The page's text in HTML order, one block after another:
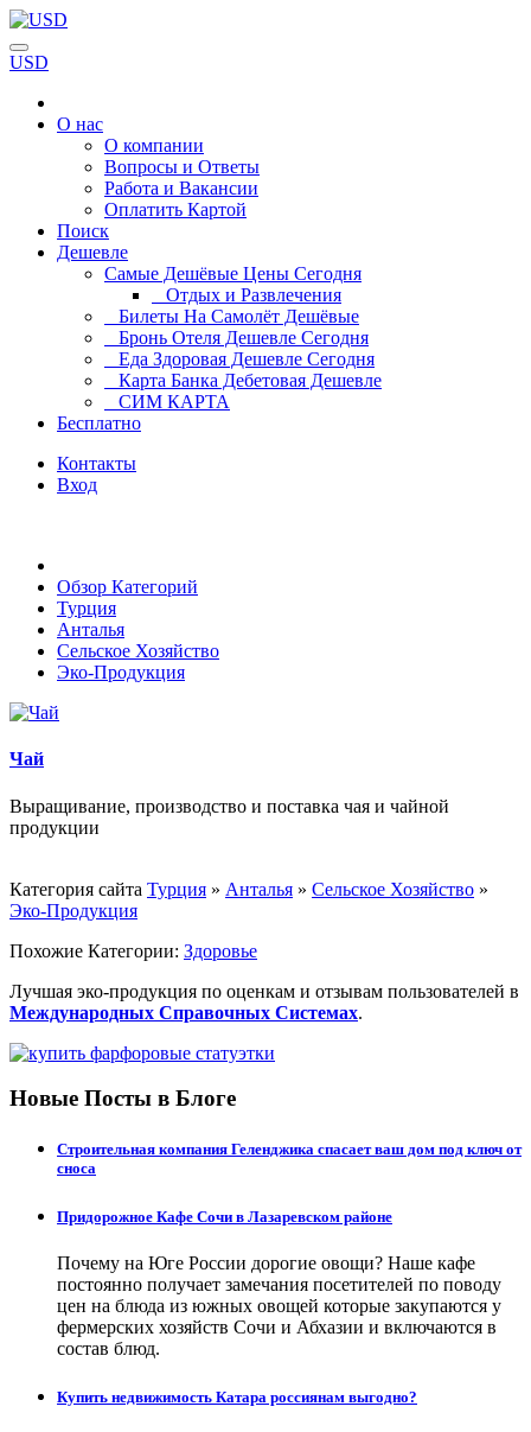
USD
О нас
О компании
Вопросы и Ответы
Работа и Вакансии
Оплатить Картой
Поиск
Дешевле
Самые Дешёвые Цены Сегодня
Отдых и Развлечения
Билеты На Самолёт Дешёвые
Бронь Отеля Дешевле Сегодня
Еда Здоровая Дешевле Сегодня
Карта Банка Дебетовая Дешевле
СИМ КАРТА
Бесплатно
Контакты
Вход
Обзор Категорий
Турция
Анталья
Сельское Хозяйство
Эко-Продукция
Чай
Выращивание, производство и поставка чая и чайной
продукции
Категория сайта Турция » Анталья » Сельское Хозяйство »
Эко-Продукция
Похожие Категории: Здоровье
Лучшая эко-продукция по оценкам и отзывам пользователей в
Международных Справочных Системах.
Новые Посты в Блоге
Строительная компания Геленджика спасает ваш дом под ключ от
сноса
Придорожное Кафе Сочи в Лазаревском районе
Почему на Юге России дорогие овощи? Наше кафе
постоянно получает замечания посетителей по поводу
цен на блюда из южных овощей которые закупаются у
фермерских хозяйств Сочи и Абхазии и включаются в
состав блюд.
Купить недвижимость Катара россиянам выгодно?